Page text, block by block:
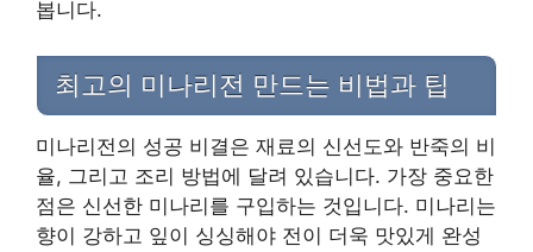
봅니다.
최고의 미나리전 만드는 비법과 팁
미나리전의 성공 비결은 재료의 신선도와 반죽의 비
율, 그리고 조리 방법에 달려 있습니다. 가장 중요한
점은 신선한 미나리를 구입하는 것입니다. 미나리는
향이 강하고 잎이 싱싱해야 전이 더욱 맛있게 완성